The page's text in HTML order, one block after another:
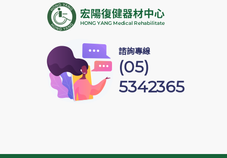
o
k
k
諮詢專線
(05)
5342365